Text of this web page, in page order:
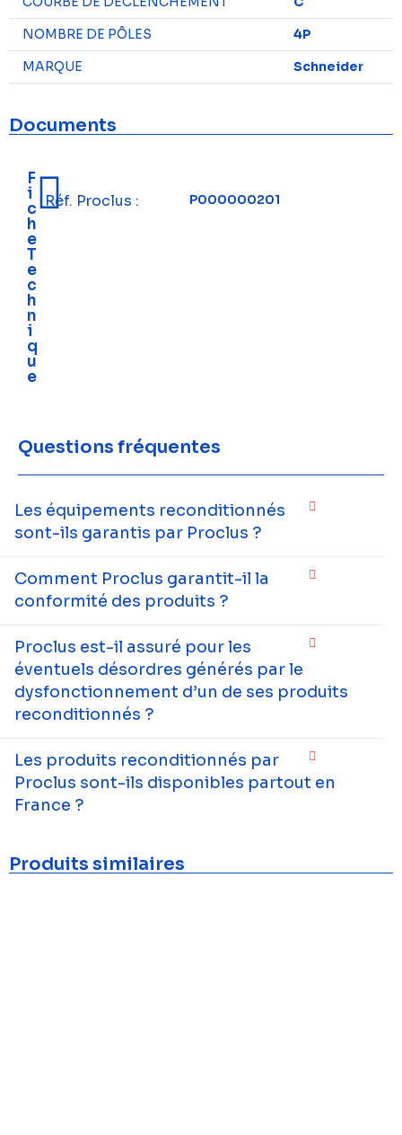
NOMBRE DE PÔLES
4P
MARQUE
Schneider
Documents
F
i
c
h
e
T
e
c
h
n
i
q
u
e
Réf. Proclus : P000000201
Questions fréquentes
Les équipements reconditionnés
sont-ils garantis par Proclus ?
Comment Proclus garantit-il la
conformité des produits ?
Proclus est-il assuré pour les
éventuels désordres générés par le
dysfonctionnement d’un de ses produits
reconditionnés ?
Les produits reconditionnés par
Proclus sont-ils disponibles partout en
France ?
Produits similaires